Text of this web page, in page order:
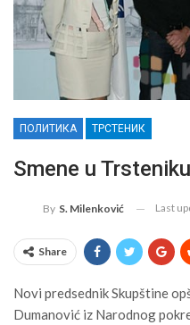
ПОЛИТИКА ТРСТЕНИК
Smene u Trsteniku
By S. Milenković Last
Share
Novi predsednik Skupštine
Dumanović iz Narodnog